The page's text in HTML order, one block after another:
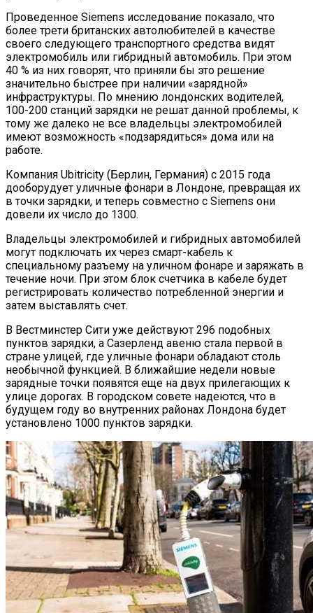
Проведенное Siemens исследование показало, что
более трети британских автолюбителей в качестве
своего следующего транспортного средства видят
электромобиль или гибридный автомобиль. При этом
40 % из них говорят, что приняли бы это решение
значительно быстрее при наличии «зарядной»
инфраструктуры. По мнению лондонских водителей,
100-200 станций зарядки не решат данной проблемы, к
тому же далеко не все владельцы электромобилей
имеют возможность «подзарядиться» дома или на
работе.
Компания Ubitricity (Берлин, Германия) с 2015 года
дооборудует уличные фонари в Лондоне, превращая их
в точки зарядки, и теперь совместно с Siemens они
довели их число до 1300.
Владельцы электромобилей и гибридных автомобилей
могут подключать их через смарт-кабель к
специальному разъему на уличном фонаре и заряжать в
течение ночи. При этом блок счетчика в кабеле будет
регистрировать количество потребленной энергии и
затем выставлять счет.
В Вестминстер Сити уже действуют 296 подобных
пунктов зарядки, а Сазерленд авеню стала первой в
стране улицей, где уличные фонари обладают столь
необычной функцией. В ближайшие недели новые
зарядные точки появятся еще на двух прилегающих к
улице дорогах. В городском совете надеются, что в
будущем году во внутренних районах Лондона будет
установлено 1000 пунктов зарядки.